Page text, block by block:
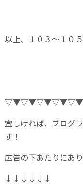
以上、１０３～１０
宜しければ、ブログ
す！
広告の下あたりにあり
↓↓↓↓↓↓